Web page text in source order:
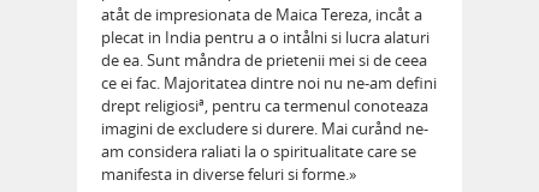
atåt de impresionata de Maica Tereza, incåt a
plecat in India pentru a o intålni si lucra alaturi
de ea. Sunt måndra de prietenii mei si de ceea
ce ei fac. Majoritatea dintre noi nu ne-am defini
drept religiosiª, pentru ca termenul conoteaza
imagini de excludere si durere. Mai curånd ne-
am considera raliati la o spiritualitate care se
manifesta in diverse feluri si forme.»